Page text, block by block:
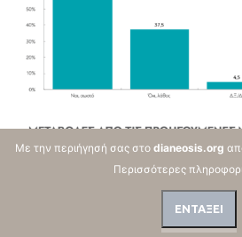
Με την περιήγησή σας στο dianeosis.org
Περισσότερες
ΕΝΤΑΞΕΙ